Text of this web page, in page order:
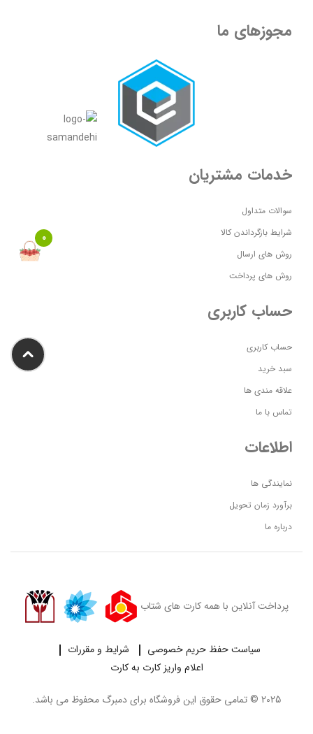
مجوزهای ما
خدمات مشتریان
سوالات متداول
شرایط بازگرداندن کالا
روش های ارسال
روش های پرداخت
حساب کاربری
حساب کاربری
سبد خرید
علاقه مندی ها
تماس با ما
اطلاعات
نمایندگی ها
برآورد زمان تحویل
درباره ما
پرداخت آنلاین با همه کارت های شتاب
سیاست حفظ حریم خصوصی
شرایط و مقررات
اعلام واریز کارت به کارت
2025 © تمامی حقوق این فروشگاه برای دمبرگ محفوظ می باشد.
0